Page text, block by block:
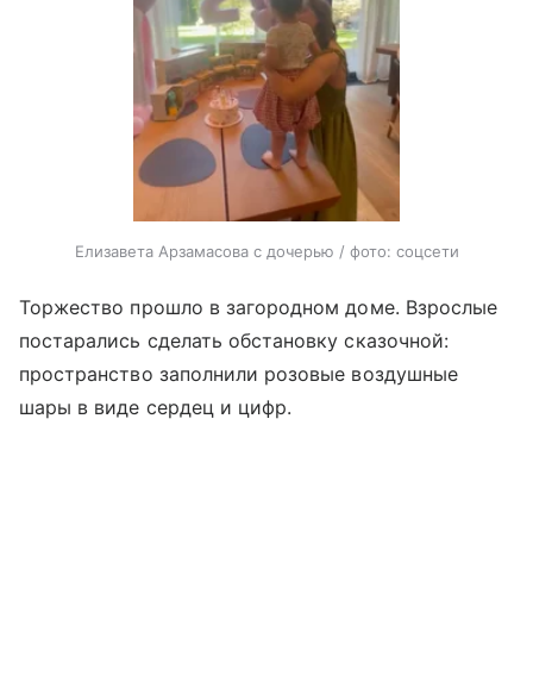
Елизавета Арзамасова с дочерью / фото: соцсети
Торжество прошло в загородном доме. Взрослые
постарались сделать обстановку сказочной:
пространство заполнили розовые воздушные
шары в виде сердец и цифр.